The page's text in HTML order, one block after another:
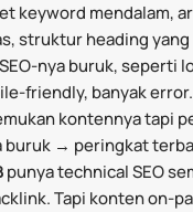
keyword mendalam,
struktur heading yang
nya buruk, seperti
friendly, banyak
kontennya tapi
buruk → peringkat
punya technical SEO
Tapi konten on-